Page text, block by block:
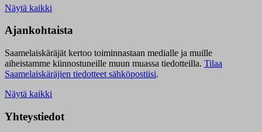
Näytä kaikki
Ajankohtaista
Saamelaiskäräjät kertoo toiminnastaan medialle ja muille
aiheistamme kiinnostuneille muun muassa tiedotteilla. Tilaa
Saamelaiskäräjien tiedotteet sähköpostiisi.
Näytä kaikki
Yhteystiedot